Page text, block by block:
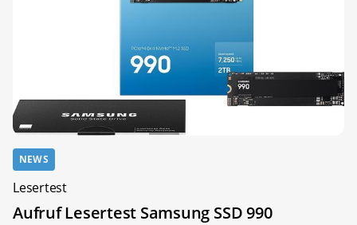
NEWS
Lesertest
Aufruf Lesertest Samsung SSD 990